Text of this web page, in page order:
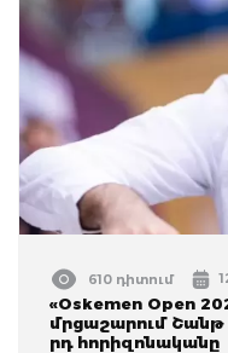
610 դիտում
«Oskemen Open
մրցաշարում Շանթ
րդ հորիզոնականը